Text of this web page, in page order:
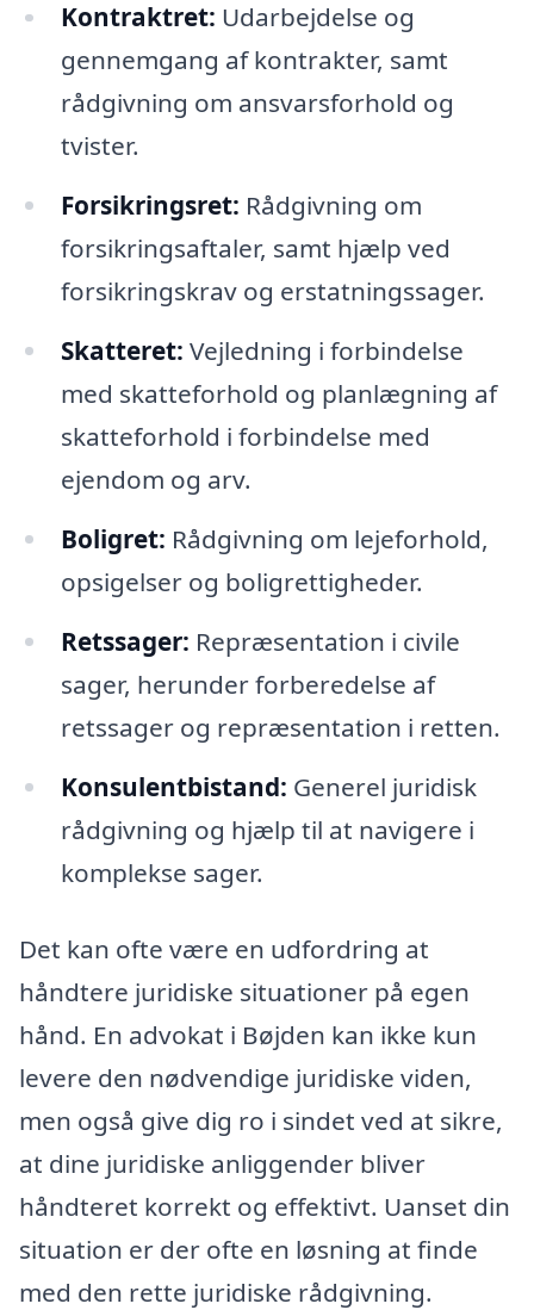
Kontraktret: Udarbejdelse og
gennemgang af kontrakter, samt
rådgivning om ansvarsforhold og
tvister.
Forsikringsret: Rådgivning om
forsikringsaftaler, samt hjælp ved
forsikringskrav og erstatningssager.
Skatteret: Vejledning i forbindelse
med skatteforhold og planlægning af
skatteforhold i forbindelse med
ejendom og arv.
Boligret: Rådgivning om lejeforhold,
opsigelser og boligrettigheder.
Retssager: Repræsentation i civile
sager, herunder forberedelse af
retssager og repræsentation i retten.
Konsulentbistand: Generel juridisk
rådgivning og hjælp til at navigere i
komplekse sager.
Det kan ofte være en udfordring at
håndtere juridiske situationer på egen
hånd. En advokat i Bøjden kan ikke kun
levere den nødvendige juridiske viden,
men også give dig ro i sindet ved at sikre,
at dine juridiske anliggender bliver
håndteret korrekt og effektivt. Uanset din
situation er der ofte en løsning at finde
med den rette juridiske rådgivning.